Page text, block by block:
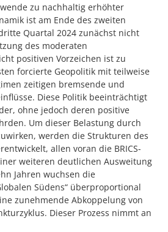
zu nachhaltig erhöhter
ist am Ende des zweiten
Quartal 2024 zunächst nicht
des moderaten
positiven Vorzeichen ist zu
forcierte Geopolitik mit teilweise
zeitigen bremsende und
Diese Politik beeinträchtigt
ohne jedoch deren positive
Um dieser Belastung durch
werden die Strukturen des
allen voran die BRICS-
weiteren deutlichen Ausweitung
Jahren wuchsen die
Südens“ überproportional
zunehmende Abkoppelung von
Dieser Prozess nimmt an